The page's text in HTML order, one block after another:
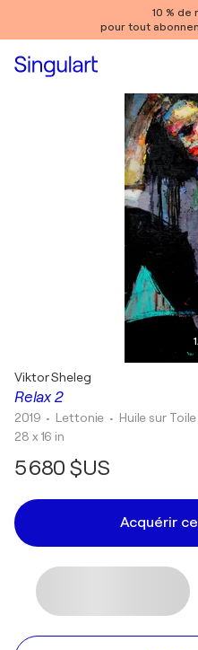
10 % de
pour tout
1
Relax 2
Viktor Sheleg
2019 • Lettonie • Huile sur Toile
28 x 16 in
5 680 $US
Acquérir